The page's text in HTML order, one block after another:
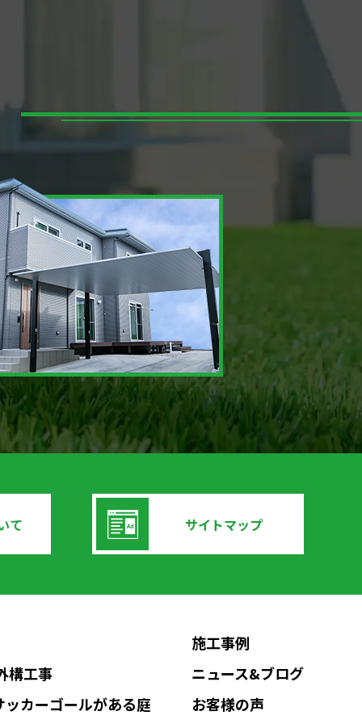
て サイトマップ
構工事
カーゴールがある庭
施工事例
ニュース&ブログ
お客様の声